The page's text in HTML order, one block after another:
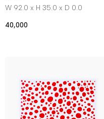
W 92.0 x H 35.0 x D 0.0
40,000